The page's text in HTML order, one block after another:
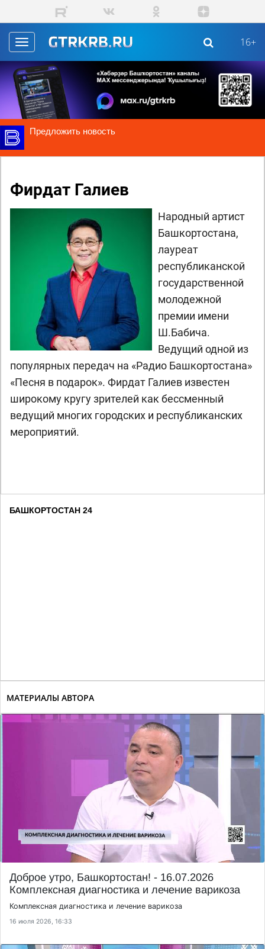
Перейти к основному содержанию
Toggle
navigation
16+
Предложить новость
Фирдат Галиев
Народный артист
Башкортостана,
лауреат
республиканской
государственной
молодежной
премии имени
Ш.Бабича.
Ведущий одной из
популярных передач на «Радио Башкортостана»
«Песня в подарок». Фирдат Галиев известен
широкому кругу зрителей как бессменный
ведущий многих городских и республиканских
мероприятий.
БАШКОРТОСТАН 24
МАТЕРИАЛЫ АВТОРА
Доброе утро, Башкортостан! - 16.07.2026
Комплексная диагностика и лечение варикоза
Комплексная диагностика и лечение варикоза
16 июля 2026, 16:33